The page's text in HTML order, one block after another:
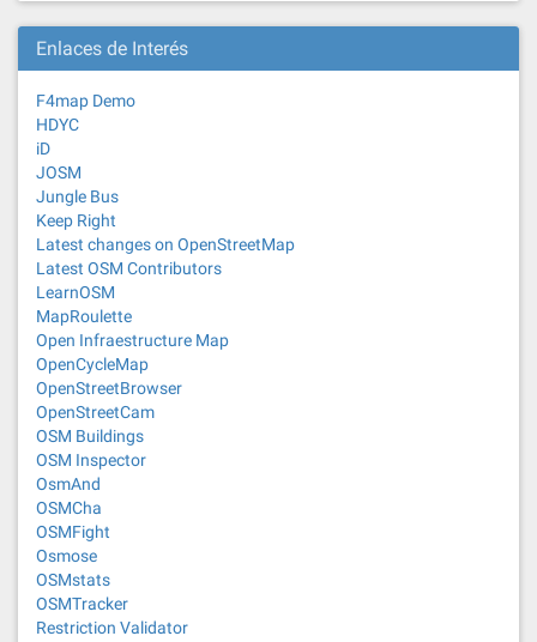
Enlaces de Interés
F4map Demo
HDYC
iD
JOSM
Jungle Bus
Keep Right
Latest changes on OpenStreetMap
Latest OSM Contributors
LearnOSM
MapRoulette
Open Infraestructure Map
OpenCycleMap
OpenStreetBrowser
OpenStreetCam
OSM Buildings
OSM Inspector
OsmAnd
OSMCha
OSMFight
Osmose
OSMstats
OSMTracker
Restriction Validator